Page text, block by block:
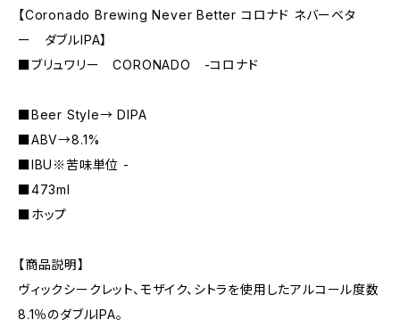
【Coronado Brewing Never Better コロナド ネバーベタ
ー ダブルIPA】
■ブリュワリー CORONADO -コロナド
■Beer Style→ DIPA
■ABV→8.1%
■IBU※苦味単位 -
■473ml
■ホップ
【商品説明】
ヴィックシークレット、モザイク、シトラを使用したアルコール度数
8.1％のダブルIPA。